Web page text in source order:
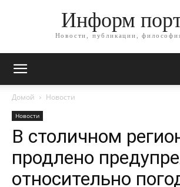
Информ
Новости, публикации,
Домой Новости
Новости
В столичном
продлено
относительно